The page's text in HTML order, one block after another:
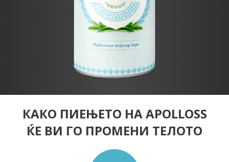
КАКО ПИЕЊЕТО НА APOLLOSS
ЌЕ ВИ ГО ПРОМЕНИ ТЕЛОТО